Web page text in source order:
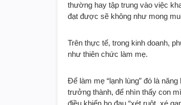
thường hay tập trung vào việc
đạt được sẽ không như mong
Trên thực tế, trong kinh doanh,
như thiên chức làm mẹ.
Để làm mẹ “lạnh lùng” đó là
trưởng thành, để nhìn thấy con
điều khiến họ đau “xét ruột, xé